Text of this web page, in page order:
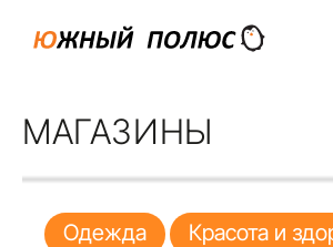
МАГАЗИНЫ
Одежда
Красота и